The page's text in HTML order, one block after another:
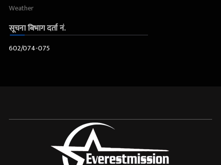
Weather
सूचना बिभाग दर्ता नं.
602/074-075